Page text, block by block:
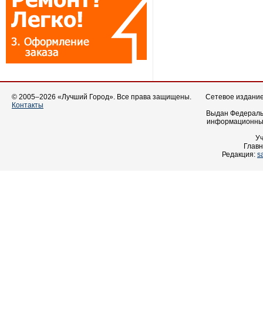
© 2005–2026 «Лучший Город». Все права защищены.
Контакты
Сетевое
Выдан
Редакция: